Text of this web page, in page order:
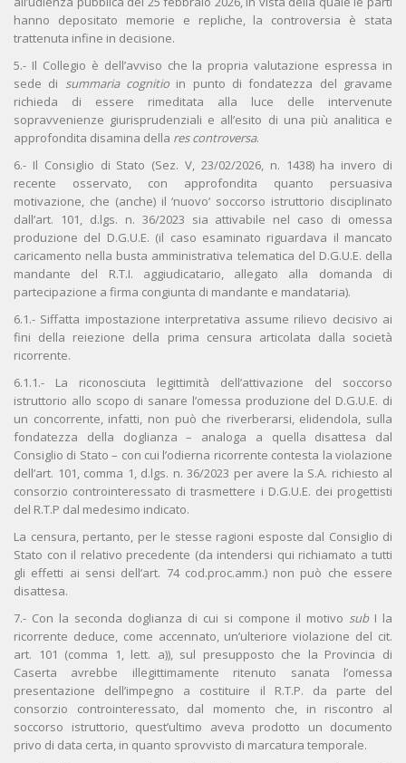
hanno depositato memorie e repliche, la controversia è stata
trattenuta infine in decisione.
5.- Il Collegio è dell’avviso che la propria valutazione espressa in
sede di summaria cognitio in punto di fondatezza del gravame
richieda di essere rimeditata alla luce delle intervenute
sopravvenienze giurisprudenziali e all’esito di una più analitica e
approfondita disamina della res controversa.
6.- Il Consiglio di Stato (Sez. V, 23/02/2026, n. 1438) ha invero di
recente osservato, con approfondita quanto persuasiva
motivazione, che (anche) il ‘nuovo’ soccorso istruttorio disciplinato
dall’art. 101, d.lgs. n. 36/2023 sia attivabile nel caso di omessa
produzione del D.G.U.E. (il caso esaminato riguardava il mancato
caricamento nella busta amministrativa telematica del D.G.U.E. della
mandante del R.T.I. aggiudicatario, allegato alla domanda di
partecipazione a firma congiunta di mandante e mandataria).
6.1.- Siffatta impostazione interpretativa assume rilievo decisivo ai
fini della reiezione della prima censura articolata dalla società
ricorrente.
6.1.1.- La riconosciuta legittimità dell’attivazione del soccorso
istruttorio allo scopo di sanare l’omessa produzione del D.G.U.E. di
un concorrente, infatti, non può che riverberarsi, elidendola, sulla
fondatezza della doglianza – analoga a quella disattesa dal
Consiglio di Stato – con cui l’odierna ricorrente contesta la violazione
dell’art. 101, comma 1, d.lgs. n. 36/2023 per avere la S.A. richiesto al
consorzio controinteressato di trasmettere i D.G.U.E. dei progettisti
del R.T.P dal medesimo indicato.
La censura, pertanto, per le stesse ragioni esposte dal Consiglio di
Stato con il relativo precedente (da intendersi qui richiamato a tutti
gli effetti ai sensi dell’art. 74 cod.proc.amm.) non può che essere
disattesa.
7.- Con la seconda doglianza di cui si compone il motivo subI la
ricorrente deduce, come accennato, un’ulteriore violazione del cit.
art. 101 (comma 1, lett. a)), sul presupposto che la Provincia di
Caserta avrebbe illegittimamente ritenuto sanata l’omessa
presentazione dell’impegno a costituire il R.T.P. da parte del
consorzio controinteressato, dal momento che, in riscontro al
soccorso istruttorio, quest’ultimo aveva prodotto un documento
privo di data certa, in quanto sprovvisto di marcatura temporale.